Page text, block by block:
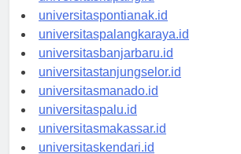
universitaskupang.id
universitaspontianak.id
universitaspalangkaraya.id
universitasbanjarbaru.id
universitastanjungselor.id
universitasmanado.id
universitaspalu.id
universitasmakassar.id